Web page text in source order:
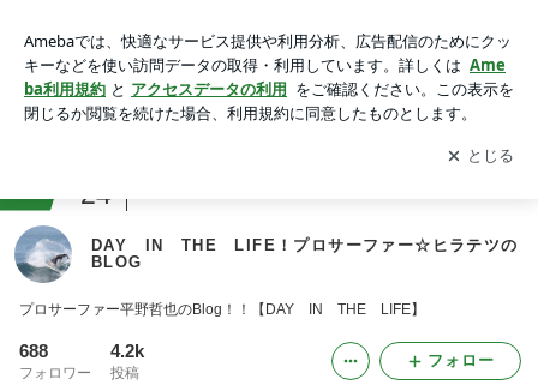
アプリをダウンロードして ブログの更新通知
を受け取りまし
ょう。
開く
24
DAY IN THE LIFE！プロサーファー☆ヒラテツの
BLOG
プロサーファー平野哲也のBlog！！【DAY IN THE LIFE】
688
フォロワー
4.2k
投稿
フォロー